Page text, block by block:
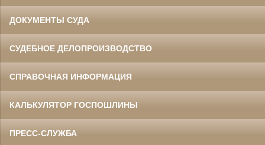
ДОКУМЕНТЫ СУДА
СУДЕБНОЕ ДЕЛОПРОИЗВОДСТВО
СПРАВОЧНАЯ ИНФОРМАЦИЯ
КАЛЬКУЛЯТОР ГОСПОШЛИНЫ
ПРЕСС-СЛУЖБА